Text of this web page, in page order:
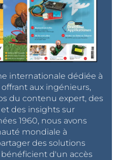
internationale dédiée à
aux ingénieurs,
du contenu expert, des
des insights sur
1960, nous avons
mondiale à
des solutions
d'un accès